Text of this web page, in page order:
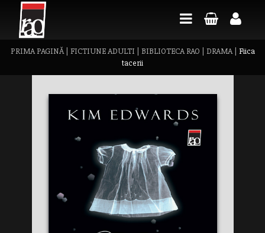
PRIMA PAGINĂ| FICTIUNE ADULTI BIBLIOTECA RAO DRAMA| Fiica
tacerii